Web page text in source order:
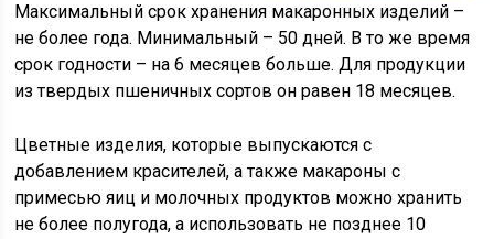
Максимальный срок хранения макаронных изделий –
не более года. Минимальный – 50 дней. В то же время
срок годности – на 6 месяцев больше. Для продукции
из твердых пшеничных сортов он равен 18 месяцев.
Цветные изделия, которые выпускаются с
добавлением красителей, а также макароны с
примесью яиц и молочных продуктов можно хранить
не более полугода, а использовать не позднее 10